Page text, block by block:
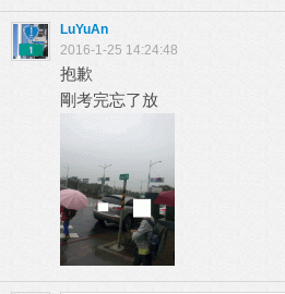
LuYuAn
2016-1-25 14:24:48
抱歉
剛考完忘了放